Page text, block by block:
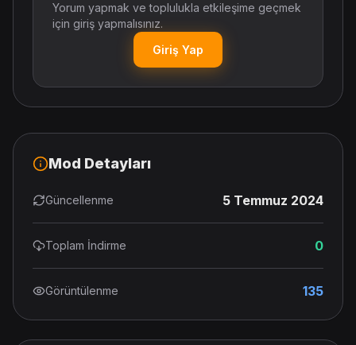
Yorum yapmak ve toplulukla etkileşime geçmek
için giriş yapmalısınız.
Giriş Yap
Mod Detayları
Güncellenme 5 Temmuz 2024
Toplam İndirme 0
Görüntülenme 135